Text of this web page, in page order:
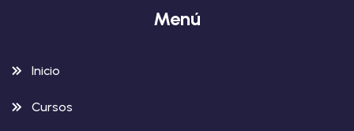
Menú
Inicio
Cursos